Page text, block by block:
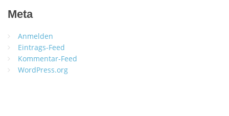
Meta
Anmelden
Eintrags-Feed
Kommentar-Feed
WordPress.org